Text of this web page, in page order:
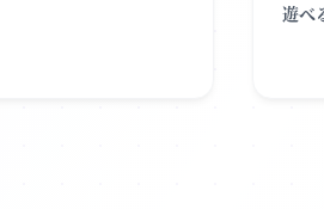
遊べ